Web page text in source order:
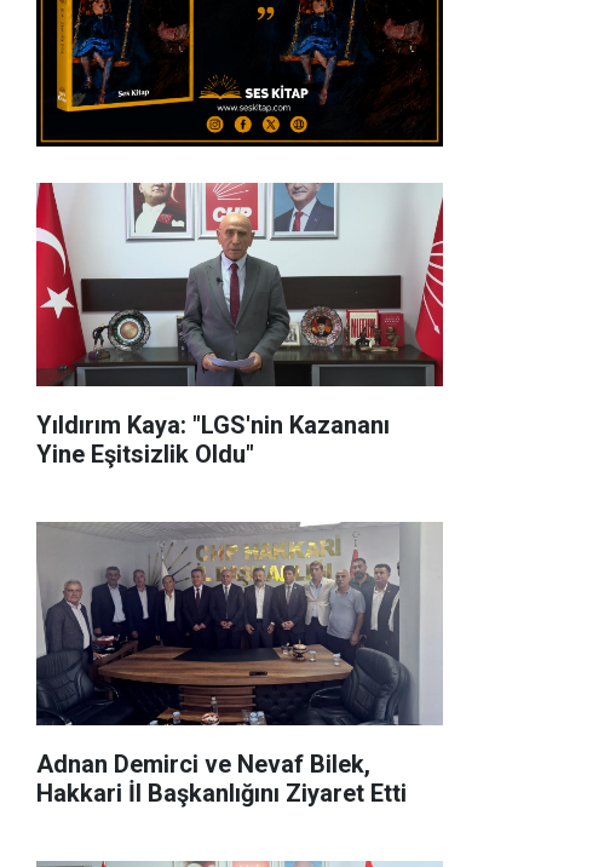
Yıldırım Kaya: "LGS'nin Kazananı
Yine Eşitsizlik Oldu"
Adnan Demirci ve Nevaf Bilek,
Hakkari İl Başkanlığını Ziyaret Etti